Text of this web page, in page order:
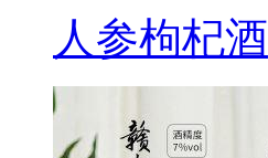
人参枸杞酒